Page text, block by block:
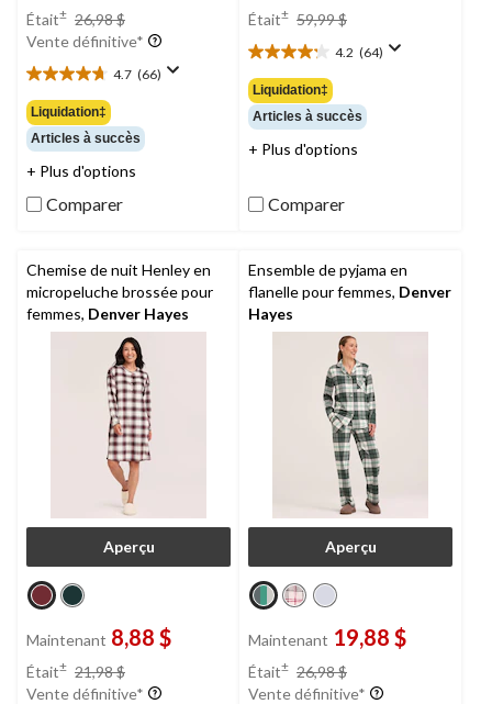
Était± 26,98 $
était
Vente définitive*
4.7 (66)
4.7
étoile(s)
sur
5.
66
Liquidation‡
Articles à succès
+ Plus d'options
Comparer
Était± 59,99 $
59,99 $
4.2 (64)
4.2
étoile(s)
sur
5.
64
Liquidation‡
Articles à succès
+ Plus d'options
Comparer
Chemise de nuit Henley en
micropeluche brossée pour
femmes, Denver Hayes
Aperçu
Maintenant 8,88 $
Était± 21,98 $
était
Vente définitive*
Ensemble de pyjama en
flanelle pour femmes, Denver
Hayes
Aperçu
Maintenant 19,88 $
Était± 26,98 $
était
Vente définitive*